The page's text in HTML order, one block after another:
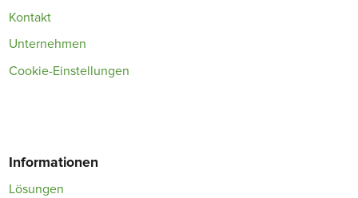
Kontakt
Unternehmen
Cookie-Einstellungen
Informationen
Lösungen